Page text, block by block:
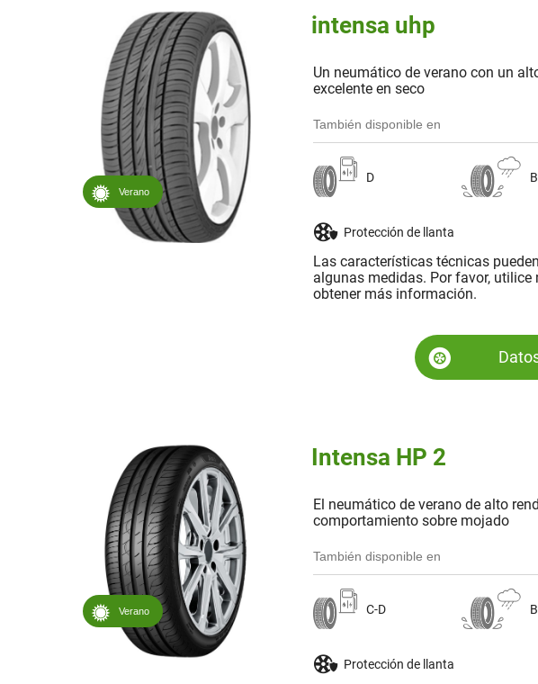
Verano
intensa uhp
Un neumático de verano con un
excelente en seco
También disponible en
D
Protección de llanta
Las características técnicas
algunas medidas. Por favor,
obtener más información.
Verano
Intensa HP 2
El neumático de verano de alto
comportamiento sobre mojado
También disponible en
C-D
Protección de llanta